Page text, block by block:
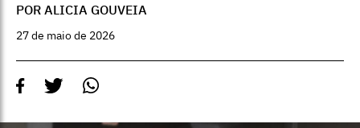
POR ALICIA GOUVEIA
27 de maio de 2026